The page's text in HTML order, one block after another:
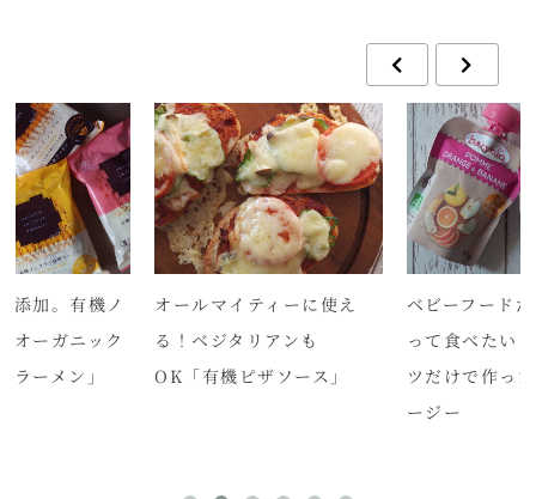
添加。有機ノ
オーガニック
ラーメン」
オールマイティーに使え
る！ベジタリアンも
OK「有機ピザソース」
ベビーフード
って食べたい
ツだけで作っ
ージー